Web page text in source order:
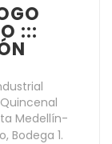
:::
Medellín-
Bodega 1.